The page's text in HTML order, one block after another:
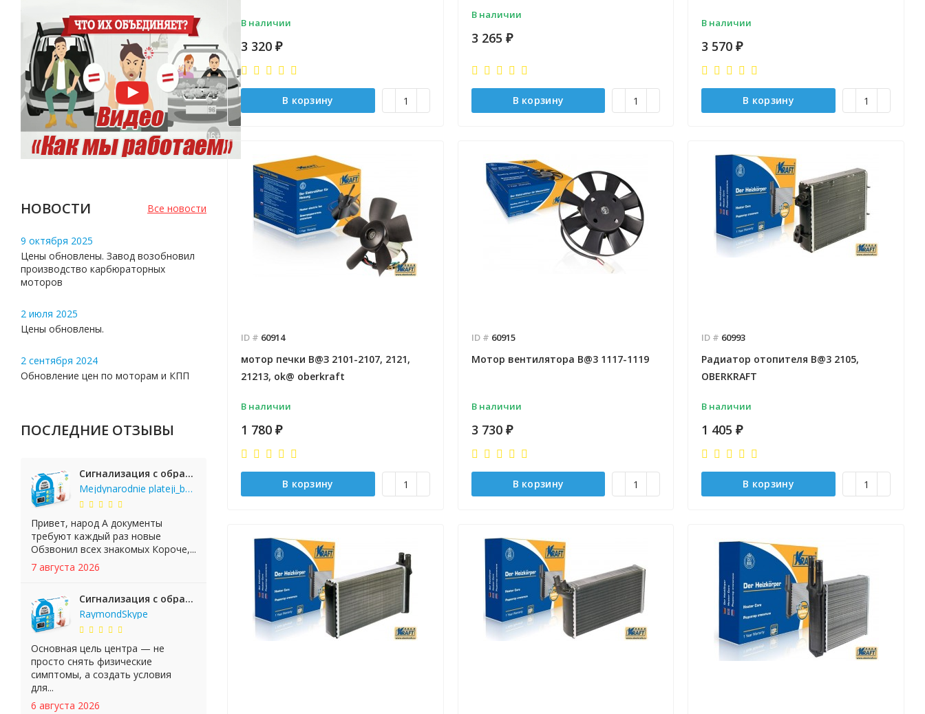
Все новости
НОВОСТИ
9 октября 2025
Цены обновлены. Завод возобновил
производство карбюраторных
моторов
2 июля 2025
Цены обновлены.
2 сентября 2024
Обновление цен по моторам и КПП
ПОСЛЕДНИЕ ОТЗЫВЫ
Сигнализация с обратной связью StarLine E65 BT 2CAN+LIN
Mejdynarodnie plateji_bgKi
Привет, народ А документы
требуют каждый раз новые
Обзвонил всех знакомых Короче,...
7 августа 2026
Сигнализация с обратной связью StarLine E65 BT 2CAN+LIN
RaymondSkype
Основная цель центра — не
просто снять физические
симптомы, а создать условия
для...
6 августа 2026
В наличии
3 320 ₽
В корзину
В наличии
3 265 ₽
В корзину
В наличии
3 570₽
В корзину
ID # 60914
мотор печки В@З 2101-2107, 2121,
21213, ok@ oberkraft
В наличии
1 780 ₽
В корзину
ID # 60915
Мотор вентилятора B@3 1117-1119
В наличии
3 730 ₽
В корзину
ID # 60993
Радиатор отопителя B@3 2105,
OBERKRAFT
В наличии
1 405₽
В корзину